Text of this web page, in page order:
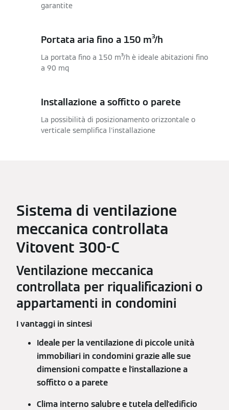
garantite
Portata aria fino a 150 m³/h
La portata fino a 150 m³/h è ideale abitazioni fino
a 90 mq
Installazione a soffitto o parete
La possibilità di posizionamento orizzontale o
verticale semplifica l'installazione
Sistema di ventilazione
meccanica controllata
Vitovent 300-C
Ventilazione meccanica
controllata per riqualificazioni o
appartamenti in condomini
I vantaggi in sintesi
Ideale per la ventilazione di piccole unità
immobiliari in condomini grazie alle sue
dimensioni compatte e l'installazione a
soffitto o a parete
Clima interno salubre e tutela dell'edificio